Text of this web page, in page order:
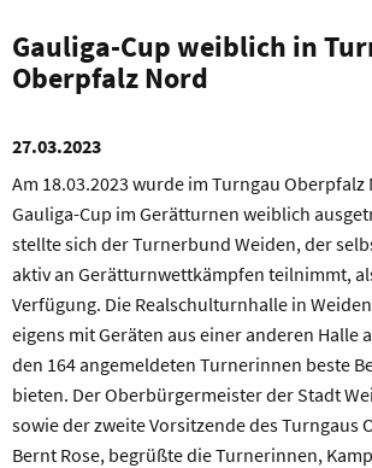
Gauliga-Cup weiblich in
Oberpfalz Nord
27.03.2023
Am 18.03.2023 wurde im Turngau
Gauliga-Cup im Gerätturnen weiblich
stellte sich der Turnerbund Weiden, der
aktiv an Gerätturnwettkämpfen teilnimmt,
Verfügung. Die Realschulturnhalle in
eigens mit Geräten aus einer anderen Halle
den 164 angemeldeten Turnerinnen beste
bieten. Der Oberbürgermeister der Stadt
sowie der zweite Vorsitzende des Turngaus
Bernt Rose, begrüßte die Turnerinnen,